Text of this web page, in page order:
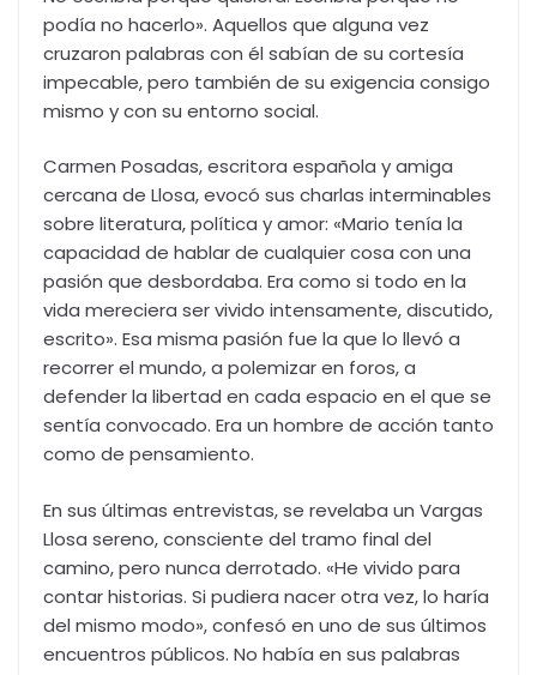
podía no hacerlo». Aquellos que alguna vez
cruzaron palabras con él sabían de su cortesía
impecable, pero también de su exigencia consigo
mismo y con su entorno social.
Carmen Posadas, escritora española y amiga
cercana de Llosa, evocó sus charlas interminables
sobre literatura, política y amor: «Mario tenía la
capacidad de hablar de cualquier cosa con una
pasión que desbordaba. Era como si todo en la
vida mereciera ser vivido intensamente, discutido,
escrito». Esa misma pasión fue la que lo llevó a
recorrer el mundo, a polemizar en foros, a
defender la libertad en cada espacio en el que se
sentía convocado. Era un hombre de acción tanto
como de pensamiento.
En sus últimas entrevistas, se revelaba un Vargas
Llosa sereno, consciente del tramo final del
camino, pero nunca derrotado. «He vivido para
contar historias. Si pudiera nacer otra vez, lo haría
del mismo modo», confesó en uno de sus últimos
encuentros públicos. No había en sus palabras